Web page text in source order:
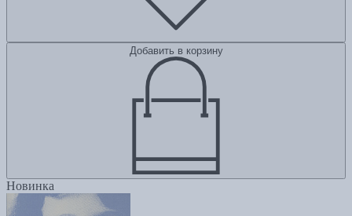
Добавить в корзину
Новинка